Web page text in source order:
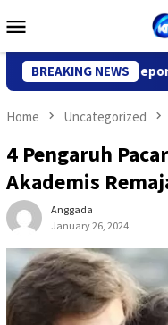
to
Menu
BREAKING NEWS
Kediri Deportasi WN
Home Uncategorized
4 Pengaruh
Akademis
Anggada
January 26, 2024